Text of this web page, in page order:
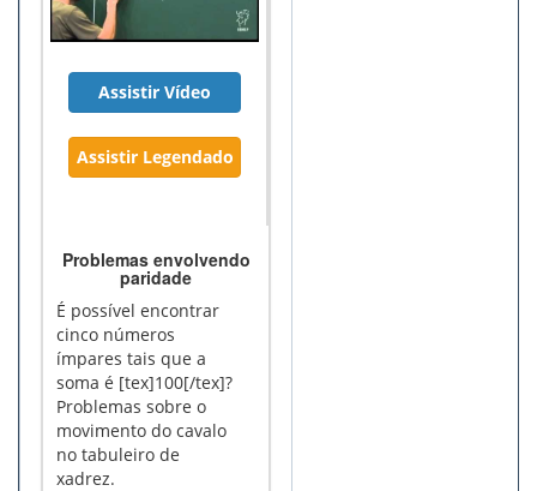
Assistir Vídeo
Assistir Legendado
Problemas envolvendo
paridade
É possível encontrar
cinco números
ímpares tais que a
soma é [tex]100[/tex]?
Problemas sobre o
movimento do cavalo
no tabuleiro de
xadrez.